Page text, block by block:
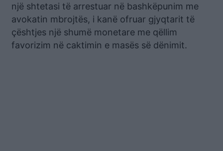
një shtetasi të arrestuar në bashkëpunim me
avokatin mbrojtës, i kanë ofruar gjyqtarit të
çështjes një shumë monetare me qëllim
favorizim në caktimin e masës së dënimit.